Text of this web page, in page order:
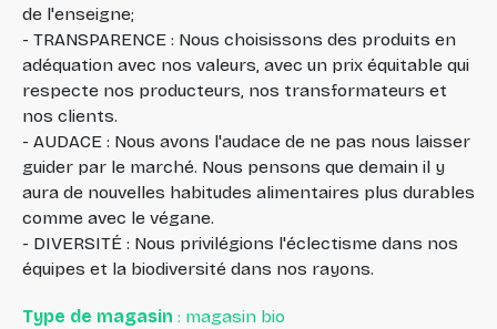
de l'enseigne;
- TRANSPARENCE : Nous choisissons des produits en
adéquation avec nos valeurs, avec un prix équitable qui
respecte nos producteurs, nos transformateurs et
nos clients.
- AUDACE : Nous avons l'audace de ne pas nous laisser
guider par le marché. Nous pensons que demain il y
aura de nouvelles habitudes alimentaires plus durables
comme avec le végane.
- DIVERSITÉ : Nous privilégions l'éclectisme dans nos
équipes et la biodiversité dans nos rayons.
Type de magasin : magasin bio